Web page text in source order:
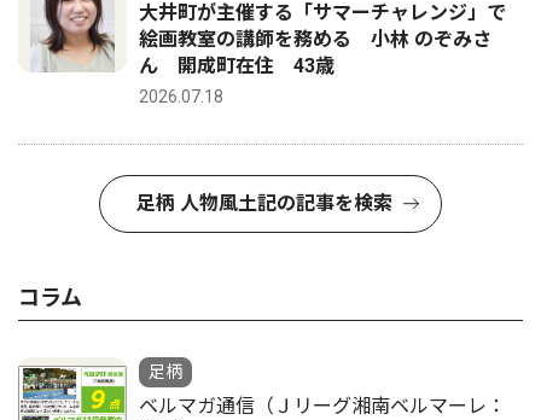
大井町が主催する「サマーチャレンジ」で
絵画教室の講師を務める 小林 のぞみさ
ん 開成町在住 43歳
2026.07.18
足柄 人物風土記の記事を検索
コラム
足柄
ベルマガ通信（Ｊリーグ湘南ベルマーレ：